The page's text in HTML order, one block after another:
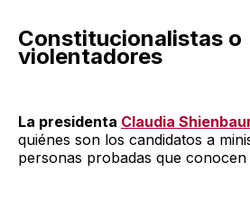
Constitucionalistas o
violentadores
La presidenta Claudia
quiénes son los candidatos a
personas probadas que